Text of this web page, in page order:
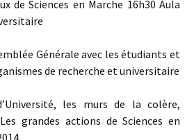
de Sciences en Marche 16h30 Aula
Générale avec les étudiants et
de recherche et universitaire
les murs de la colère,
grandes actions de Sciences en